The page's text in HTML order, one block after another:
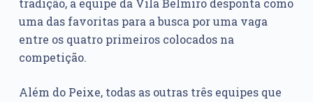
tradição, a equipe da Vila Belmiro desponta como
uma das favoritas para a busca por uma vaga
entre os quatro primeiros colocados na
competição.
Além do Peixe, todas as outras três equipes que